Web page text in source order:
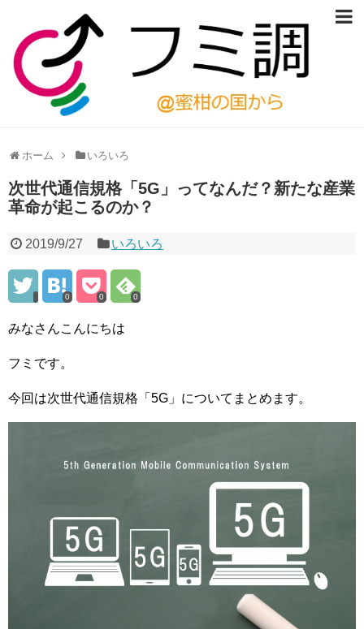
ホーム いろいろ
次世代通信規格「5G」ってなんだ？新たな産業
革命が起こるのか？
2019/9/27 いろいろ
0 0 0
みなさんこんにちは
フミです。
今回は次世代通信規格「5G」についてまとめます。